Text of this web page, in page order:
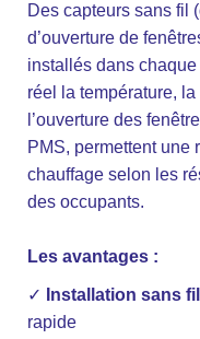
Des capteurs sans fil
d’ouverture de
installés dans
réel la température,
l’ouverture des
PMS, permettent une
chauffage selon les
des occupants.
Les avantages :
✓ Installation sans
rapide